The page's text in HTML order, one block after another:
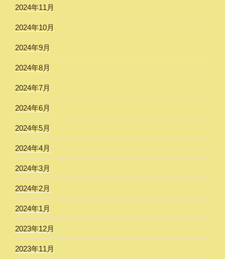
2024年11月
2024年10月
2024年9月
2024年8月
2024年7月
2024年6月
2024年5月
2024年4月
2024年3月
2024年2月
2024年1月
2023年12月
2023年11月